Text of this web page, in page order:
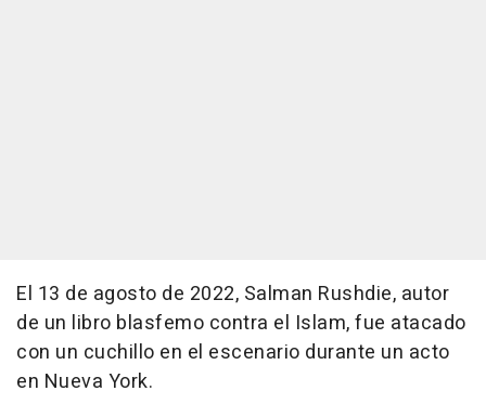
El 13 de agosto de 2022, Salman Rushdie, autor
de un libro blasfemo contra el Islam, fue atacado
con un cuchillo en el escenario durante un acto
en Nueva York.